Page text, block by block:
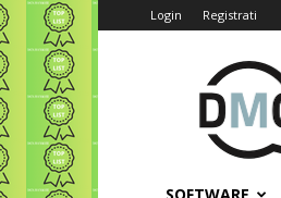
Login Registrati